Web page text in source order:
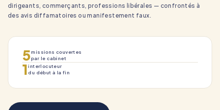
dirigeants, commerçants, professions libérales — confrontés à
des avis diffamatoires ou manifestement faux.
5missions couvertes
par le cabinet
1interlocuteur
du début à la fin